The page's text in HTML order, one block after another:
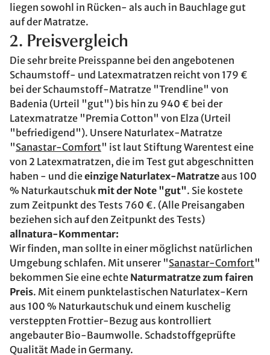
liegen sowohl in Rücken- als auch in Bauchlage gut
auf der Matratze.
2. Preisvergleich
Die sehr breite Preisspanne bei den angebotenen
Schaumstoff- und Latexmatratzen reicht von 179 €
bei der Schaumstoff-Matratze "Trendline" von
Badenia (Urteil "gut") bis hin zu 940 € bei der
Latexmatratze "Premia Cotton" von Elza (Urteil
"befriedigend"). Unsere Naturlatex-Matratze
"Sanastar-Comfort" ist laut Stiftung Warentest eine
von 2 Latexmatratzen, die im Test gut abgeschnitten
haben - und dieeinzige Naturlatex-Matratzeaus 100
% Naturkautschuk mit der Note "gut". Sie kostete
zum Zeitpunkt des Tests 760 €. (Alle Preisangaben
beziehen sich auf den Zeitpunkt des Tests)
allnatura-Kommentar:
Wir finden, man sollte in einer möglichst natürlichen
Umgebung schlafen. Mit unserer "Sanastar-Comfort"
bekommen Sie eine echte Naturmatratze zum fairen
Preis. Mit einem punktelastischen Naturlatex-Kern
aus 100 % Naturkautschuk und einem kuschelig
versteppten Frottier-Bezug aus kontrolliert
angebauter Bio-Baumwolle. Schadstoffgeprüfte
Qualität Made in Germany.